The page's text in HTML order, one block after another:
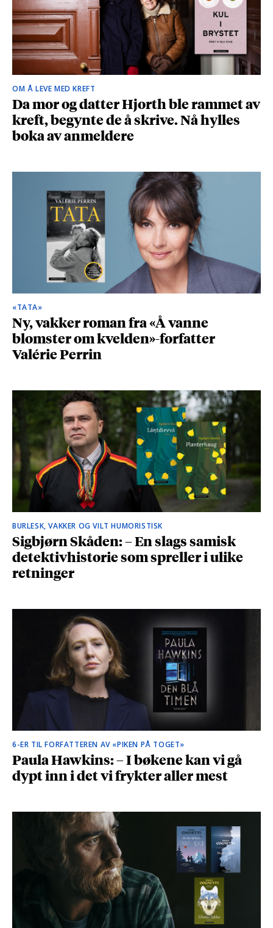
OM Å LEVE MED KREFT
Da mor og datter Hjorth ble rammet av
kreft, begynte de å skrive. Nå hylles
boka av anmeldere
«TATA»
Ny, vakker roman fra «Å vanne
blomster om kvelden»-forfatter
Valérie Perrin
BURLESK, VAKKER OG VILT HUMORISTISK
Sigbjørn Skåden: – En slags samisk
detektivhistorie som spreller i ulike
retninger
6-ER TIL FORFATTEREN AV «PIKEN PÅ TOGET»
Paula Hawkins: – I bøkene kan vi gå
dypt inn i det vi frykter aller mest